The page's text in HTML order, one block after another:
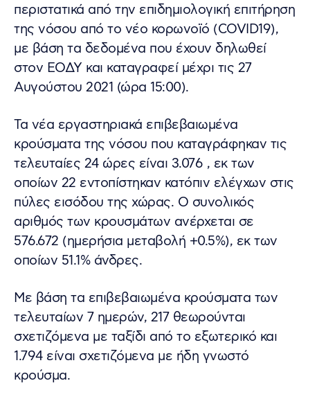
περιστατικά από την επιδημιολογική επιτήρηση
της νόσου από το νέο κορωνοϊό (COVID19),
με βάση τα δεδομένα που έχουν δηλωθεί
στον ΕΟΔΥ και καταγραφεί μέχρι τις 27
Αυγούστου 2021 (ώρα 15:00).
Τα νέα εργαστηριακά επιβεβαιωμένα
κρούσματα της νόσου που καταγράφηκαν τις
τελευταίες 24 ώρες είναι 3.076 , εκ των
οποίων 22 εντοπίστηκαν κατόπιν ελέγχων στις
πύλες εισόδου της χώρας. Ο συνολικός
αριθμός των κρουσμάτων ανέρχεται σε
576.672 (ημερήσια μεταβολή +0.5%), εκ των
οποίων 51.1% άνδρες.
Με βάση τα επιβεβαιωμένα κρούσματα των
τελευταίων 7 ημερών, 217 θεωρούνται
σχετιζόμενα με ταξίδι από το εξωτερικό και
1.794 είναι σχετιζόμενα με ήδη γνωστό
κρούσμα.